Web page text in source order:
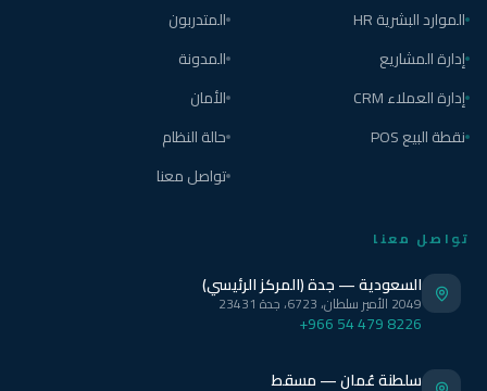
الموارد البشرية HR
إدارة المشاريع
إدارة العملاء CRM
نقطة البيع POS
المتدربون
المدونة
الأمان
حالة النظام
تواصل معنا
تواصل معنا
السعودية — جدة (المركز الرئيسي)
2049 الأمير سلطان، 6723، جدة 23431
+966 54 479 8226
سلطنة عُمان — مسقط